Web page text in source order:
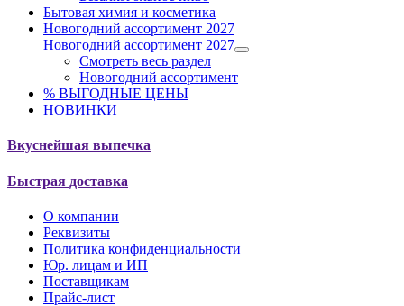
Бытовая химия и косметика
Новогодний ассортимент 2027
Новогодний ассортимент 2027
Смотреть весь раздел
Новогодний ассортимент
% ВЫГОДНЫЕ ЦЕНЫ
НОВИНКИ
Вкуснейшая выпечка
Быстрая доставка
О компании
Реквизиты
Политика конфиденциальности
Юр. лицам и ИП
Поставщикам
Прайс-лист